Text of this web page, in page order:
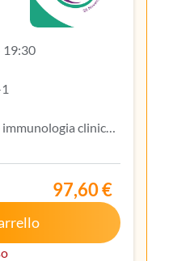
19:30
clinica,
degli ambienti di
di famiglia)
97,60 €